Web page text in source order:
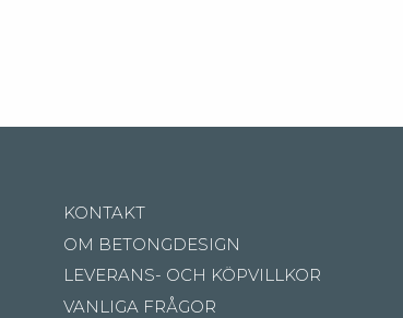
KONTAKT
OM BETONGDESIGN
LEVERANS- OCH KÖPVILLKOR
VANLIGA FRÅGOR